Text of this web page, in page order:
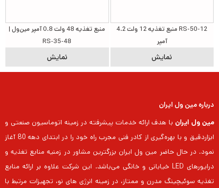
RS-50-12 منبع تغذیه 12 ولت 4.2
آمپر
نمایش
منبع تغذیه 48 ولت 0.8 آمپر مین‌ول |
RS-35-48
نمایش
درباره مین ول ایران
مین ول ایران با هدف ارائه خدمات پیشرفته در زمینه اتوماسیون صنعتی و
ابزاردقیق و با بهره‌گیری از کادر فنی مجرب راه خود را در ابتدای دهه 80 آغاز
نمود. در حال حاضر مین ول ایران بزرگترین مشاور در زمنیه منابع تغذیه و
درایورهای LED خیابانی و خانگی می‌باشد. این شرکت علاوه بر ارائه منابع
تغذیه سوئیچینگ مدرن و ممتاز، در زمینه انرژی های نو، تجهیزات مرتبط با